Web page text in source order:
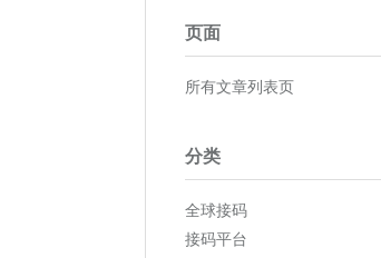
页面
所有文章列表页
分类
全球接码
接码平台